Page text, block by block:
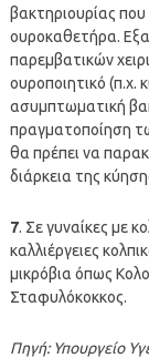
βακτηριουρίας
ουροκαθετήρα.
παρεμβατικών
ουροποιητικό (π.χ.
ασυμπτωματική
πραγματοποίηση
θα πρέπει να
διάρκεια της
7. Σε γυναίκες με
καλλιέργειες
μικρόβια όπως
Σταφυλόκοκκος.
Πηγή: Υπουργείο